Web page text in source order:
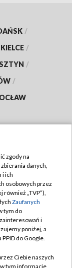
/
KIELCE /
/
/
zgody na
danych,
i ich
osobowych przez
również „TVP”),
Zaufanych
tym do
i
poniżej, a
do Google.
Ciebie naszych
tym informacje